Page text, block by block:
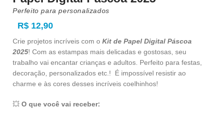
Perfeito para personalizados
R$ 12,90
Crie projetos incríveis com o Kit de Papel Digital Páscoa
2025! Com as estampas mais delicadas e gostosas, seu
trabalho vai encantar crianças e adultos. Perfeito para festas,
decoração, personalizados etc.! É impossível resistir ao
charme e às cores desses incríveis coelhinhos!
💥 O que você vai receber: